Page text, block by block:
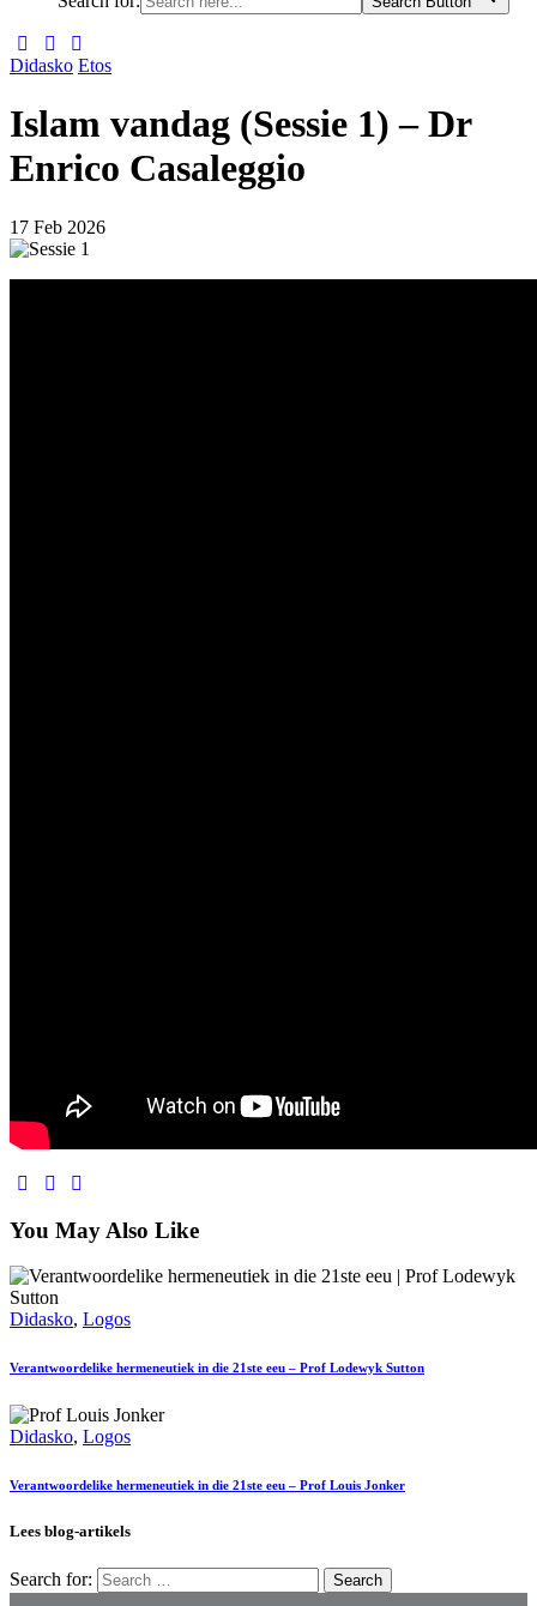
Didasko Etos
Islam vandag (Sessie 1) – Dr
Enrico Casaleggio
17 Feb 2026
You May Also Like
Didasko, Logos
Verantwoordelike hermeneutiek in die 21ste eeu – Prof Lodewyk Sutton
Didasko, Logos
Verantwoordelike hermeneutiek in die 21ste eeu – Prof Louis Jonker
Lees blog-artikels
Search for: